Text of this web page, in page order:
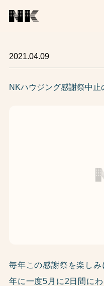
2021.04.09
NKハウジング感謝祭中止
毎年この感謝祭を楽し
年に一度5月に2日間に